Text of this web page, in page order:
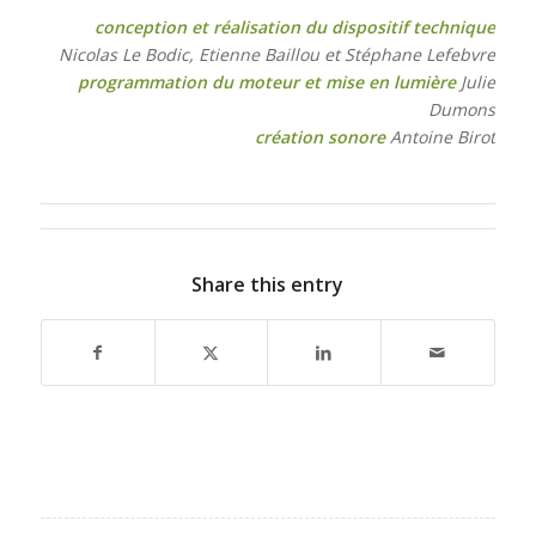
conception et réalisation du dispositif technique
Nicolas Le Bodic, Etienne Baillou et Stéphane Lefebvre
programmation du moteur et mise en lumièreJulie
Dumons
création sonoreAntoine Birot
Share this entry